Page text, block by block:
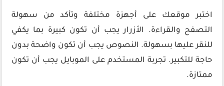
اختبر موقعك على أجهزة مختلفة وتأكد من سهولة
التصفح والقراءة. الأزرار يجب أن تكون كبيرة بما يكفي
للنقر عليها بسهولة. النصوص يجب أن تكون واضحة بدون
حاجة للتكبير. تجربة المستخدم على الموبايل يجب أن تكون
ممتازة.